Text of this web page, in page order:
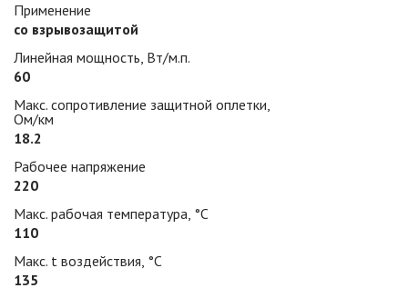
Применение
со взрывозащитой
Линейная мощность, Вт/м.п.
60
Макс. сопротивление защитной оплетки,
Ом/км
18.2
Рабочее напряжение
220
Макс. рабочая температура, °С
110
Макс. t воздействия, °С
135